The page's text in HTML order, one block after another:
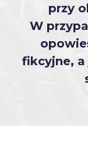
przy
W
fikcyjne,